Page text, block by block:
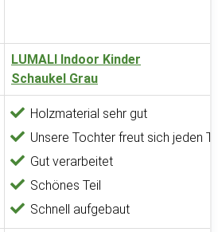
LUMALI Indoor Kinder
Schaukel Grau
Holzmaterial sehr gut
Unsere Tochter freut sich jeden
Gut verarbeitet
Schönes Teil
Schnell aufgebaut